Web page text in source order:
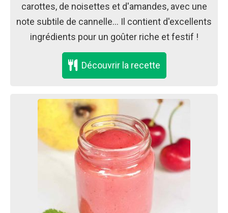
carottes, de noisettes et d'amandes, avec une
note subtile de cannelle… Il contient d'excellents
ingrédients pour un goûter riche et festif !
Découvrir la recette